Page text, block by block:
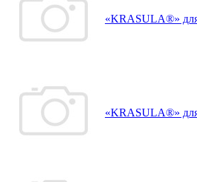
«KRASULA®»
«KRASULA®»